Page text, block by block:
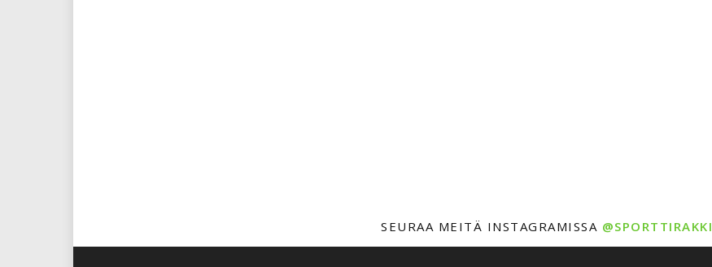
SEURAA MEITÄ INSTAGRAMISSA @SPORTTIRAKKI